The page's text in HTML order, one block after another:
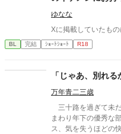
ゆなな
Xに掲載していたもの
BL 完結 ｼｮｰﾄｼｮｰﾄ R18
「じゃあ、別れる
万年青二三歳
三十路を過ぎて未
まわり年下の優秀な
ス、気を失うほどの